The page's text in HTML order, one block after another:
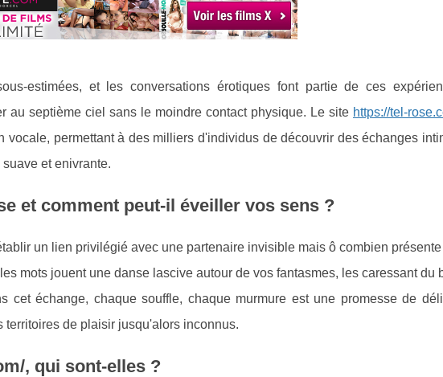
estimées, et les conversations érotiques font partie de ces
au septième ciel sans le moindre contact physique. Le site https://tel-
vocale, permettant à des milliers d'individus de découvrir des échanges
et enivrante.
et comment peut-il éveiller vos sens ?
un lien privilégié avec une partenaire invisible mais ô combien
mots jouent une danse lascive autour de vos fantasmes, les caressant du
cet échange, chaque souffle, chaque murmure est une promesse de
de plaisir jusqu'alors inconnus.
, qui sont-elles ?